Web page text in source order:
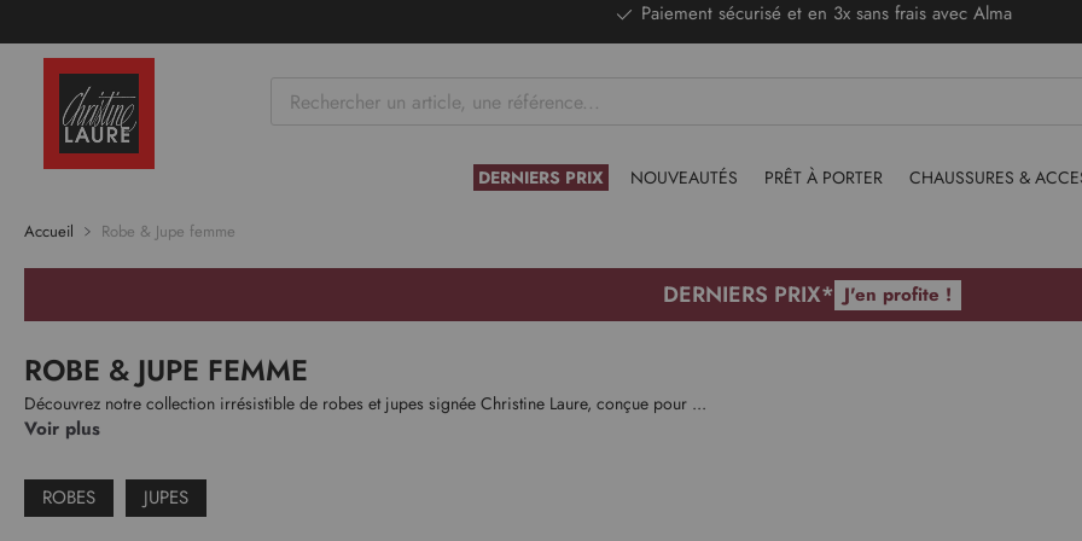
DERNIERS PRIX - Stocks limités
DERNIERS PRIX NOUVEAUTÉS PRÊT À PORTER CHAUSSURES &
Accueil Robe & Jupe femme
DERNIERS PRIX* J'en profite !
ROBE & JUPE FEMME
Découvrez notre collection irrésistible de robes et jupes signée Christine Laure, conçue pour ...
Voir plus
ROBES JUPES